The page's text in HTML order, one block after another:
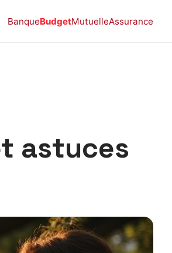
BanqueBudgetMutuelleAssurance
astuces